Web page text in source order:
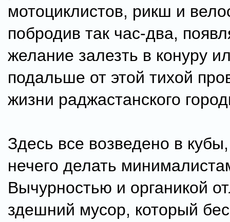
мотоциклистов, рикш и
побродив так час-два,
желание залезть в конуру
подальше от этой тихой
жизни раджастанского
Здесь все возведено в
нечего делать
Вычурностью и органикой
здешний мусор, который